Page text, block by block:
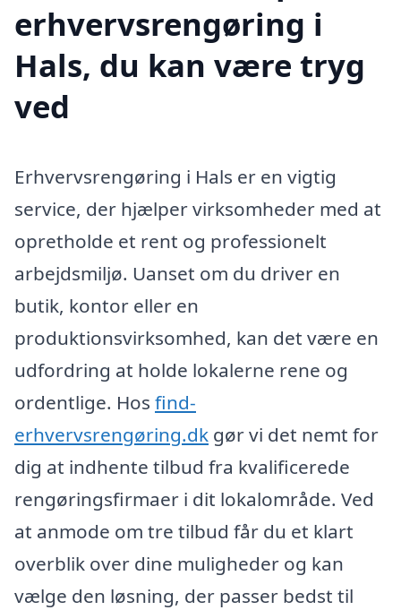
erhvervsrengøring i
Hals, du kan være tryg
ved
Erhvervsrengøring i Hals er en vigtig
service, der hjælper virksomheder med at
opretholde et rent og professionelt
arbejdsmiljø. Uanset om du driver en
butik, kontor eller en
produktionsvirksomhed, kan det være en
udfordring at holde lokalerne rene og
ordentlige. Hos find-
erhvervsrengøring.dk gør vi det nemt for
dig at indhente tilbud fra kvalificerede
rengøringsfirmaer i dit lokalområde. Ved
at anmode om tre tilbud får du et klart
overblik over dine muligheder og kan
vælge den løsning, der passer bedst til